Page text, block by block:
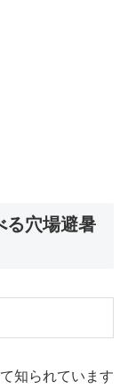
る穴場避暑
知られています